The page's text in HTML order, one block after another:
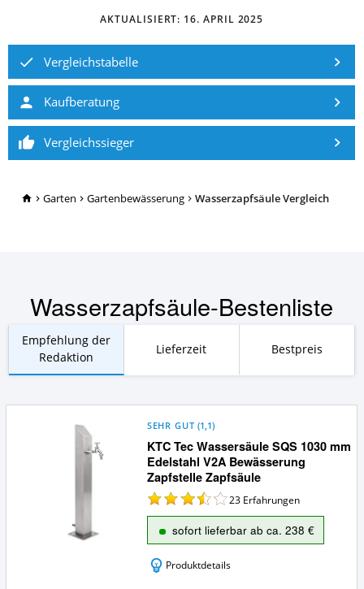
TopRatgeber24.de
Garten Gartenbewässerung Wasserzapfsäule Vergleich
AKTUALISIERT: 16. APRIL 2025
Vergleichstabelle
Kaufberatung
Vergleichssieger
Wasserzapfsäule-Bestenliste
Empfehlung der
Redaktion
Lieferzeit Bestpreis
KTC Tec Wassersäule SQS 1030 mm
Edelstahl V2A Bewässerung
Zapfstelle Zapfsäule
SEHR GUT (1,1)
23 Erfahrungen
sofort lieferbar ab ca. 238 €
Produktdetails